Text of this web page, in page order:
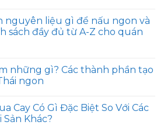
nguyên liệu gì để nấu ngon và
sách đầy đủ từ A-Z cho quán
những gì? Các thành phần tạo
ngon
Cay Có Gì Đặc Biệt So Với Các
Khác?